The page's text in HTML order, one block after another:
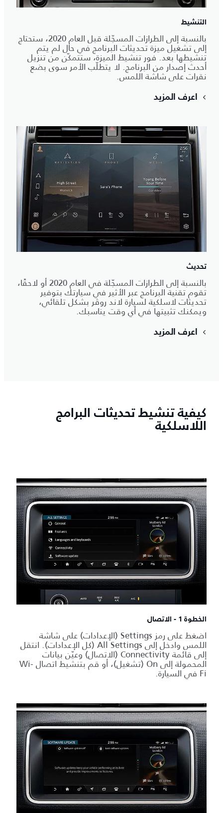
التنشيط
بالنسبة إلى الطرازات المسجّلة قبل العام 2020، ستحتاج
إلى تشغيل ميزة تحديثات البرنامج في حال لم يتم
تنشيطها بعد. فور تنشيط الميزة، ستتمكّن من تنزيل
أحدث إصدار من البرنامج. لا يتطلّب الأمر سوى بضع
نقرات على شاشة اللمس.
اعرف المزيد
تحديث
بالنسبة إلى الطرازات المسجّلة في العام 2020 أو لاحقًا،
تقوم تقنية البرنامج عبر الأثير في سيارتك بتوفير
تحديثات لاسلكية لسيارة لاند روڤر بشكل تلقائي،
ويمكنك تثبيتها في أي وقت يناسبك.
اعرف المزيد
كيفية تنشيط تحديثات البرامج
اللاسلكية
الخطوة 1 - الاتصال
اضغط على رمز Settings (الإعدادات) على شاشة
اللمس وادخل إلى All Settings (كل الإعدادات). انتقل
إلى قائمة Connectivity (الاتصال) وعيّن بيانات
المحمولة إلى On (تشغيل)، أو قم بتنشيط اتصال Wi-
Fi في السيارة.